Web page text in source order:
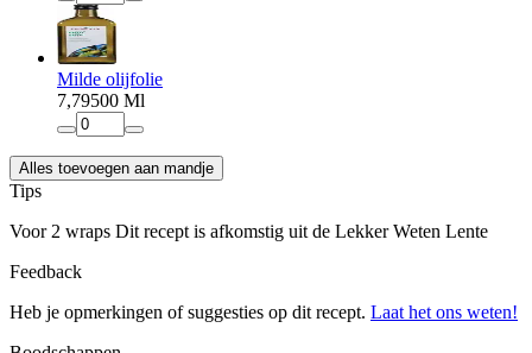
Milde olijfolie
7,79500 Ml
Alles toevoegen aan mandje
Tips
Voor 2 wraps Dit recept is afkomstig uit de Lekker Weten Lente
Feedback
Heb je opmerkingen of suggesties op dit recept. Laat het ons weten!